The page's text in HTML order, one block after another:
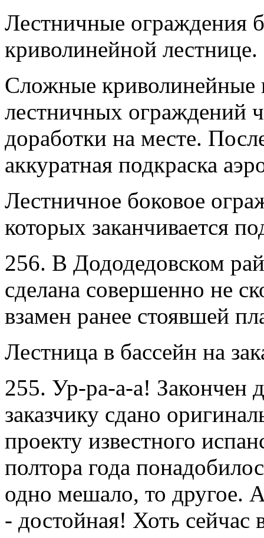
Лестничные ограждения
криволинейной лестнице.
Сложные криволинейные
лестничных ограждений
доработки на месте.
аккуратная подкраска
Лестничное боковое
которых заканчивается
256. В Дододедовском
сделана совершенно не
взамен ранее стоявшей
Лестница в бассейн на
255. Ур-ра-а-а! Закончен
заказчику сдано
проекту известного
полтора года
одно мешало, то другое.
- достойная! Хоть сейчас